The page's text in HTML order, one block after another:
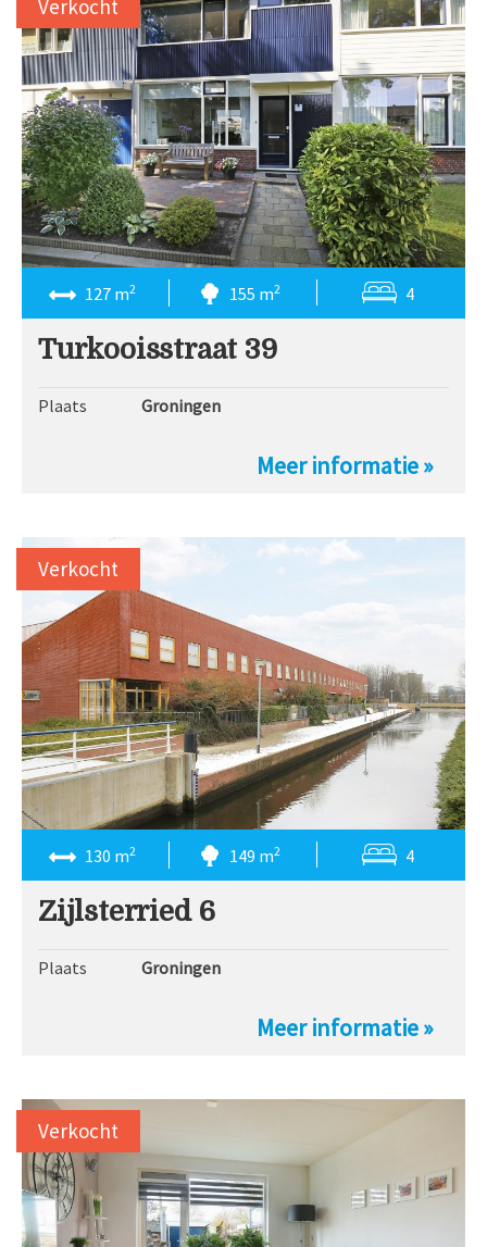
127 m2 155 m2 4
Turkooisstraat 39
Plaats Groningen
Meer informatie »
Verkocht
130 m2 149 m2 4
Zijlsterried 6
Plaats Groningen
Meer informatie »
Verkocht
Verkocht